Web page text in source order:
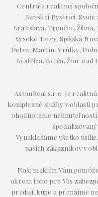
Centrála realitnej
Banskej Bystrici.
Bratislava, Trenčín, Žilina,
Vysoké Tatry, Spišská
Detva, Martin, Vrútky,
Bystrica, Bytča, Žiar nad
AstonReal s.r.o. je
komplexné služby v oblasti
ohodnotenie
Vynakladáme všetko
našich zákazníkov v
Naši makléri Vám
okrem toho pre Vás
predaji, kúpe a prenájme